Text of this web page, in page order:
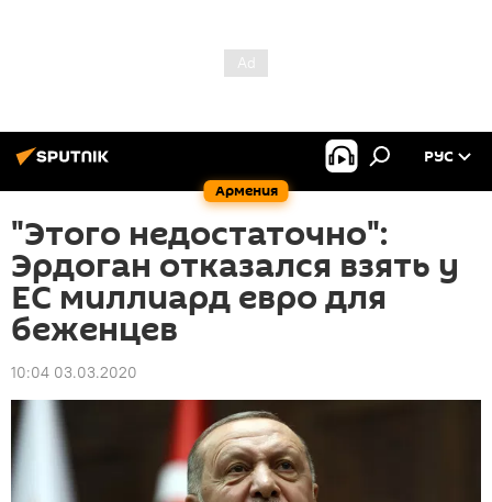
Армения
РУС
"Этого недостаточно":
Эрдоган отказался взять у
ЕС миллиард евро для
беженцев
10:04 03.03.2020